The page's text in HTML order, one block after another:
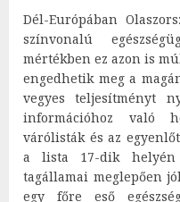
Dél-Európában
színvonalú
mértékben ez azon is
engedhetik meg a
vegyes teljesítményt
információhoz való
várólisták és az
a lista 17-dik helyén
tagállamai meglepően
egy főre eső